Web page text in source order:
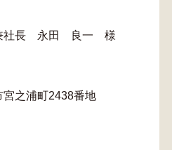
社長 永田 良一 様
宮之浦町2438番地